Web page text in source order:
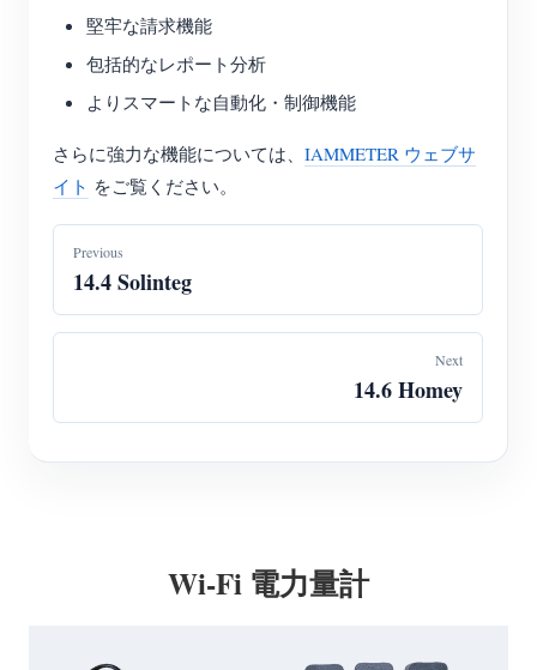
堅牢な請求機能
包括的なレポート分析
よりスマートな自動化・制御機能
さらに強力な機能については、 IAMMETER ウェブサ
イト をご覧ください。
Previous
14.4 Solinteg
Next
14.6 Homey
Wi-Fi 電力量計